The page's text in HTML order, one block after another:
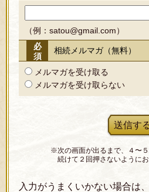
（例：satou@gmail.com）
相続メルマガ（無料）
必
須
メルマガを受け取る
メルマガを受け取らない
※次の画面が出るまで、４〜５
続けて２回押さないようにお
入力がうまくいかない場合は